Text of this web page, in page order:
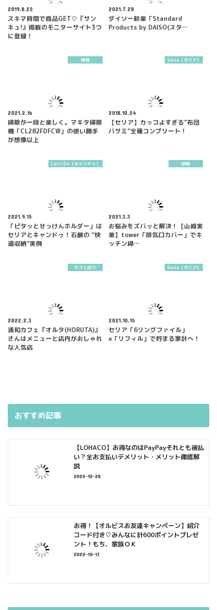
2019.8.22
スキマ時間で商品GET♡『サン
キュ!』掲載のモニターサイト3つ
に登録！
2021.7.28
ダイソー新業「Standard
Products by DAISO(スタ…
掃除
2021.2.16
掃除が一段と楽しく。マキタ掃除
機「CL282FDFCW」の使い勝手
が想像以上
Seria（セリア）
2018.10.24
【セリア】カッコよすぎる“布団
バサミ”全種コンプリート！
Can☆Do（キャンドゥ）
2021.9.15
「ピタッとせっけんホルダー」は
セリアとキャンドゥ！石鹸の “快
適収納”実例
収納
2021.3.3
お悩みをズバッと解決！【山崎実
業】tower「排気口カバー」でキ
ッチン掃…
カフェ巡り
2022.2.3
浦和カフェ『オルタ(HORUTA)』
さんはメニューと店内がおしゃれ
な人気店
Seria（セリア）
2021.10.15
セリア「6リングファイル」
×「リフィル」で貯まる家計へ！
おすすめ記事
【LOHACO】お得なのはPayPayそれとも後払
い？全お支払いデメリット・メリット徹底解
説
2022-12-28
お得！【オルビスお友達キャンペーン】紹介
コード付き♡みんなに計600ポイントプレゼ
ント！もち、家族ＯＫ
2022-10-13